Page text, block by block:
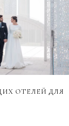
ОТЕЛЕЙ ДЛЯ